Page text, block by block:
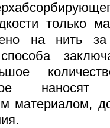
только
на нить за
способа
материалом,